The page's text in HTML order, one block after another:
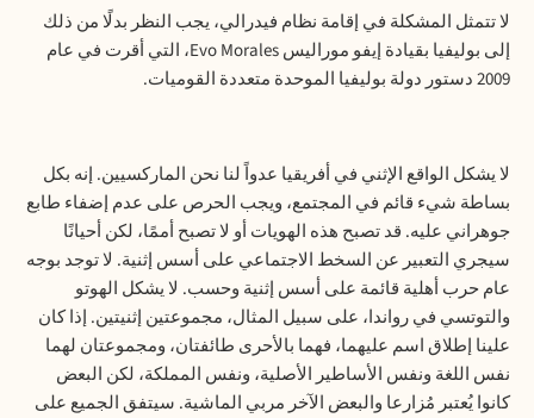
لا تتمثل المشكلة في إقامة نظام فيدرالي، يجب النظر بدلًا من ذلك
إلى بوليفيا بقيادة إيفو موراليسEvo Morales، التي أقرت في عام
2009 دستور دولة بوليفيا الموحدة متعددة القوميات.
لا يشكل الواقع الإثني في أفريقيا عدواً لنا نحن الماركسيين. إنه بكل
بساطة شيء قائم في المجتمع، ويجب الحرص على عدم إضفاء طابع
جوهراني عليه. قد تصبح هذه الهويات أو لا تصبح أممًا، لكن أحيانًا
سيجري التعبير عن السخط الاجتماعي على أسس إثنية. لا توجد بوجه
عام حرب أهلية قائمة على أسس إثنية وحسب. لا يشكل الهوتو
والتوتسي في رواندا، على سبيل المثال، مجموعتين إثنيتين. إذا كان
علينا إطلاق اسم عليهما، فهما بالأحرى طائفتان، ومجموعتان لهما
نفس اللغة ونفس الأساطير الأصلية، ونفس المملكة، لكن البعض
كانوا يُعتبر مُزارعا والبعض الآخر مربي الماشية. سيتفق الجميع على